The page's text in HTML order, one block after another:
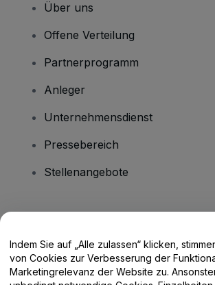
Über uns
Offene Verteilung
Partnerprogramm
Anleger
Unternehmensdienst
Pressebereich
Stellenangebote
Hilfe-Center / Kontakt
Indem Sie auf „Alle zulassen“ klicken,
von Cookies zur Verbesserung der
Marketingrelevanz der Website zu. Ansonsten verwenden wir nur